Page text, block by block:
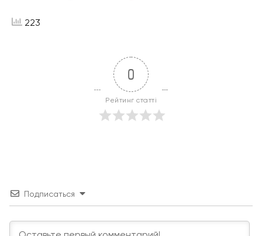
223
0
Рейтинг статті
Подписаться